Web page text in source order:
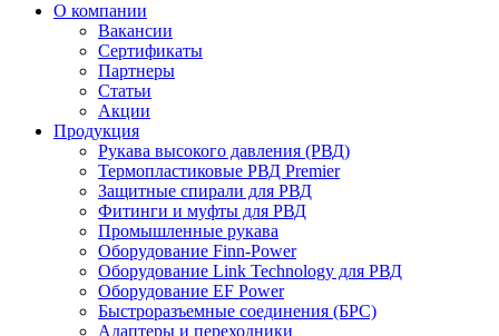
О компании
Вакансии
Сертификаты
Партнеры
Статьи
Акции
Продукция
Рукава высокого давления (РВД)
Термопластиковые РВД Premier
Защитные спирали для РВД
Фитинги и муфты для РВД
Промышленные рукава
Оборудование Finn-Power
Оборудование Link Technology для РВД
Оборудование EF Power
Быстроразъемные соединения (БРС)
Адаптеры и переходники